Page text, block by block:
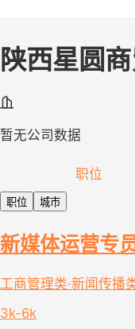
陕西星圆
暂无公司数据
职位
职位 城市
新媒体运营专
工商管理类·新闻传播
3k-6k